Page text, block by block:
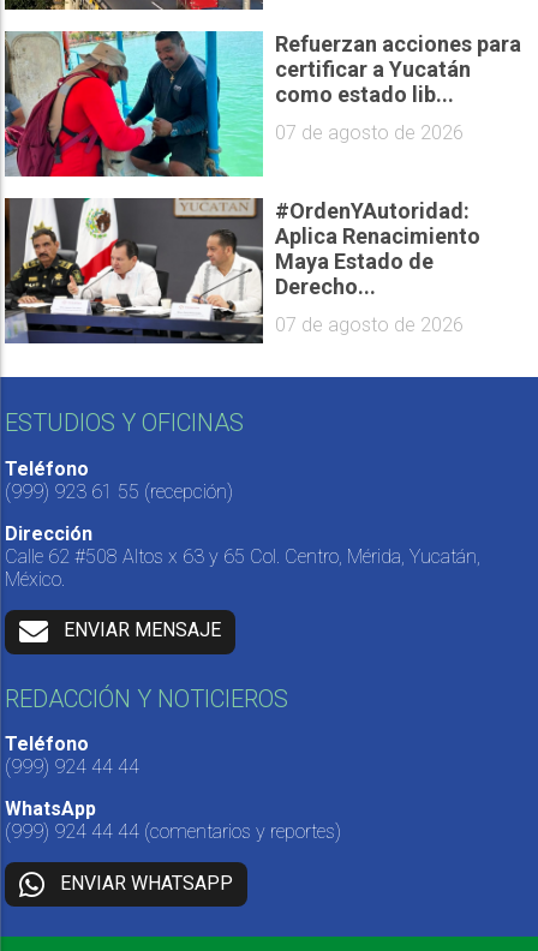
Refuerzan acciones para
certificar a Yucatán
como estado lib...
07 de agosto de 2026
#OrdenYAutoridad:
Aplica Renacimiento
Maya Estado de
Derecho...
07 de agosto de 2026
ESTUDIOS Y OFICINAS
Teléfono
(999) 923 61 55 (recepción)
Dirección
Calle 62 #508 Altos x 63 y 65 Col. Centro, Mérida, Yucatán,
México.
ENVIAR MENSAJE
REDACCIÓN Y NOTICIEROS
Teléfono
(999) 924 44 44
WhatsApp
(999) 924 44 44 (comentarios y reportes)
ENVIAR WHATSAPP